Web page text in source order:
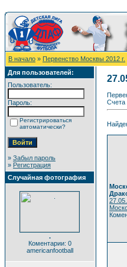
В начало » Первенство Москвы 2012 г.
Для пользователей:
Пользователь:
Пароль:
Регистрироваться
автоматически?
» Забыл пароль
» Регистрация
Случайная фотография
.
Коментарии: 0
americanfootball
Счета